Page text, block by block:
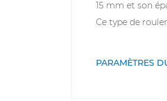
15 mm et son
Ce type de
peut résister à
PARAMÈTRES